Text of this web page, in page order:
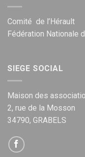
Comité de l’Hérault
Fédération Nationale
SIEGE SOCIAL
Maison des
2, rue de la Mosson
34790, GRABELS